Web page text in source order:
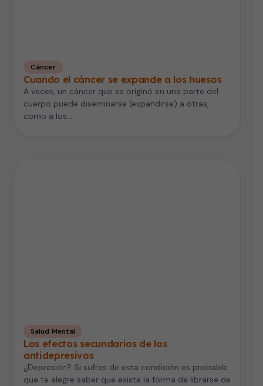
Cáncer
Cuando el cáncer se expande a los huesos
A veces, un cáncer que se originó en una parte del
cuerpo puede diseminarse (expandirse) a otras,
como a los…
Salud Mental
Los efectos secundarios de los
antidepresivos
¿Depresión? Si sufres de esta condición es probable
que te alegre saber que existe la forma de librarse de